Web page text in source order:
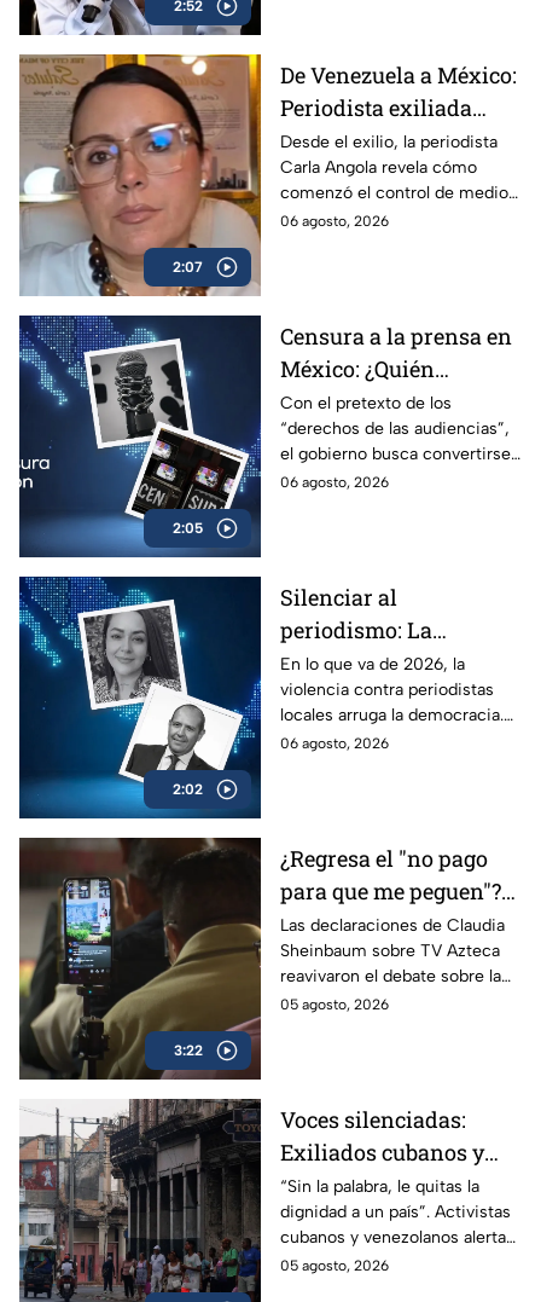
2:52
2:07
De Venezuela a México:
Periodista exiliada
alerta sobre los
peligros de censurar a
la prensa
Desde el exilio, la periodista
Carla Angola revela cómo
comenzó el control de medios
en Venezuela y por qué México
06 agosto, 2026
2:05
Censura a la prensa en
México: ¿Quién
sancionará las
mentiras oficiales del
gobierno?
Con el pretexto de los
“derechos de las audiencias”,
el gobierno busca convertirse
en el árbitro supremo de la
06 agosto, 2026
2:02
Silenciar al
periodismo: La
estrategia de violencia
e impunidad rumbo a
2027
En lo que va de 2026, la
violencia contra periodistas
locales arruga la democracia.
Entérate de cómo los
06 agosto, 2026
3:22
¿Regresa el "no pago
para que me peguen"?
Reviven frase de López
Portillo tras dichos del
gobierno de México
Las declaraciones de Claudia
Sheinbaum sobre TV Azteca
reavivaron el debate sobre la
publicidad oficial y recordaron
05 agosto, 2026
Voces silenciadas:
Exiliados cubanos y
venezolanos alertan
sobre la pérdida de
libertades en México
“Sin la palabra, le quitas la
dignidad a un país”. Activistas
cubanos y venezolanos alertan
sobre el avance del
05 agosto, 2026